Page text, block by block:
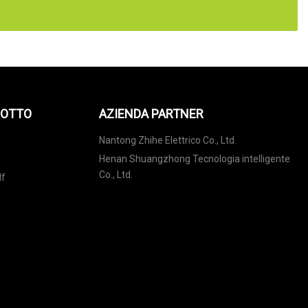
AZIENDA PARTNER
Nantong Zhihe Elettrico Co., Ltd.
Henan Shuangzhong Tecnologia intelligente
Co., Ltd.